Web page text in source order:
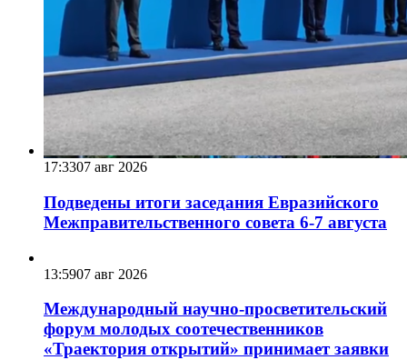
17:3307 авг 2026
Подведены итоги заседания Евразийского
Межправительственного совета 6-7 августа
13:5907 авг 2026
Международный научно-просветительский
форум молодых соотечественников
«Траектория открытий» принимает заявки